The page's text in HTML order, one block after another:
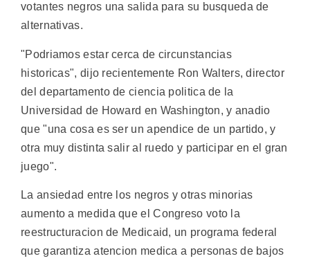
votantes negros una salida para su busqueda de
alternativas.
"Podriamos estar cerca de circunstancias
historicas", dijo recientemente Ron Walters, director
del departamento de ciencia politica de la
Universidad de Howard en Washington, y anadio
que "una cosa es ser un apendice de un partido, y
otra muy distinta salir al ruedo y participar en el gran
juego".
La ansiedad entre los negros y otras minorias
aumento a medida que el Congreso voto la
reestructuracion de Medicaid, un programa federal
que garantiza atencion medica a personas de bajos